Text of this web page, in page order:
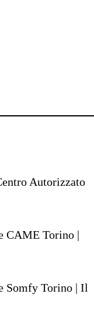
Autorizzato
CAME Torino |
Somfy Torino | Il